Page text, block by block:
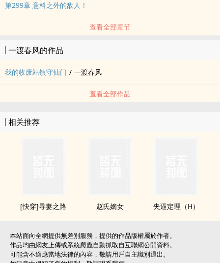
第299章 意料之外的敌人！
查看全部章节
一渡春风的作品
我的收废站镇守仙门 / 一渡春风
查看全部作品
相关推荐
[快穿]寻妻之路 赵氏嫡女 夹逼定理（H）
本站面向全網提供無差別服務，提供的作品版權屬於作者。
作品均由網友上傳或系統爬蟲自動抓取自互聯網公開資料。
可能含不適應當地法律的內容，敬請用戶自主識別退出。